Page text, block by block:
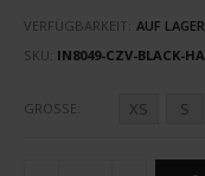
VERFÜGBARKEIT: AUF LAGER
SKU IN8049-CZV-BLACK-HA
GRÖSSE XS S